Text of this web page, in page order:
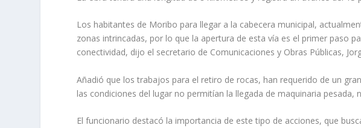
Los habitantes de Moribo para llegar a la cabecera municipal,
zonas intrincadas, por lo que la apertura de esta vía es el primer paso
conectividad, dijo el secretario de Comunicaciones y Obras Públicas,
Añadió que los trabajos para el retiro de rocas, han requerido de un
las condiciones del lugar no permitían la llegada de maquinaria pesada,
El funcionario destacó la importancia de este tipo de acciones, que